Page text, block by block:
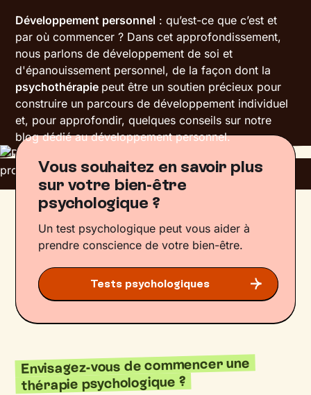
Développement personnel : qu’est-ce que c’est et
par où commencer ? Dans cet approfondissement,
nous parlons de développement de soi et
d'épanouissement personnel, de la façon dont la
psychothérapie peut être un soutien précieux pour
construire un parcours de développement individuel
et, pour approfondir, quelques conseils sur notre
blog dédié au développement personnel.
Vous souhaitez en savoir plus
sur votre bien-être
psychologique ?
Un test psychologique peut vous aider à
prendre conscience de votre bien-être.
Tests psychologiques
Envisagez-vous de commencer une
thérapie psychologique ?